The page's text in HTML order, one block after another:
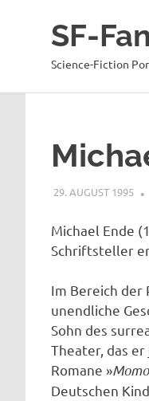
SF-
Science-Fiction
29. AUGUST 1995
Michael Ende
Schriftsteller
Im Bereich der
unendliche
Sohn des
Theater, das
Romane »Momo
Deutschen